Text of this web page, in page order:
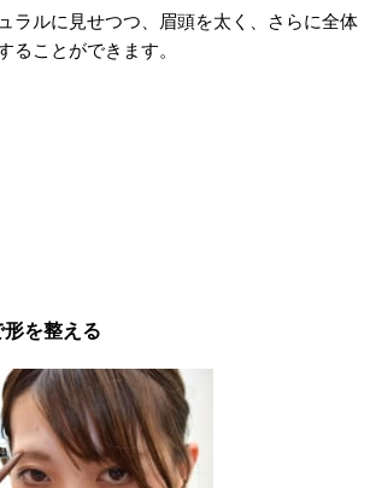
ラルに見せつつ、眉頭を太く、さらに全体
ることができます。
を整える